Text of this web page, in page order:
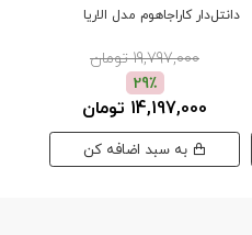
دانتل‌دار کاراجاهوم مدل الاریا
19,797,000 تومان
29٪
14,197,000 تومان